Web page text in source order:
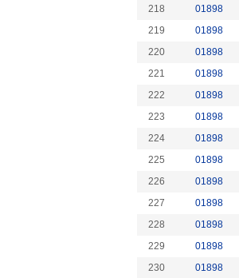
218
01898
219
01898
220
01898
221
01898
222
01898
223
01898
224
01898
225
01898
226
01898
227
01898
228
01898
229
01898
230
01898